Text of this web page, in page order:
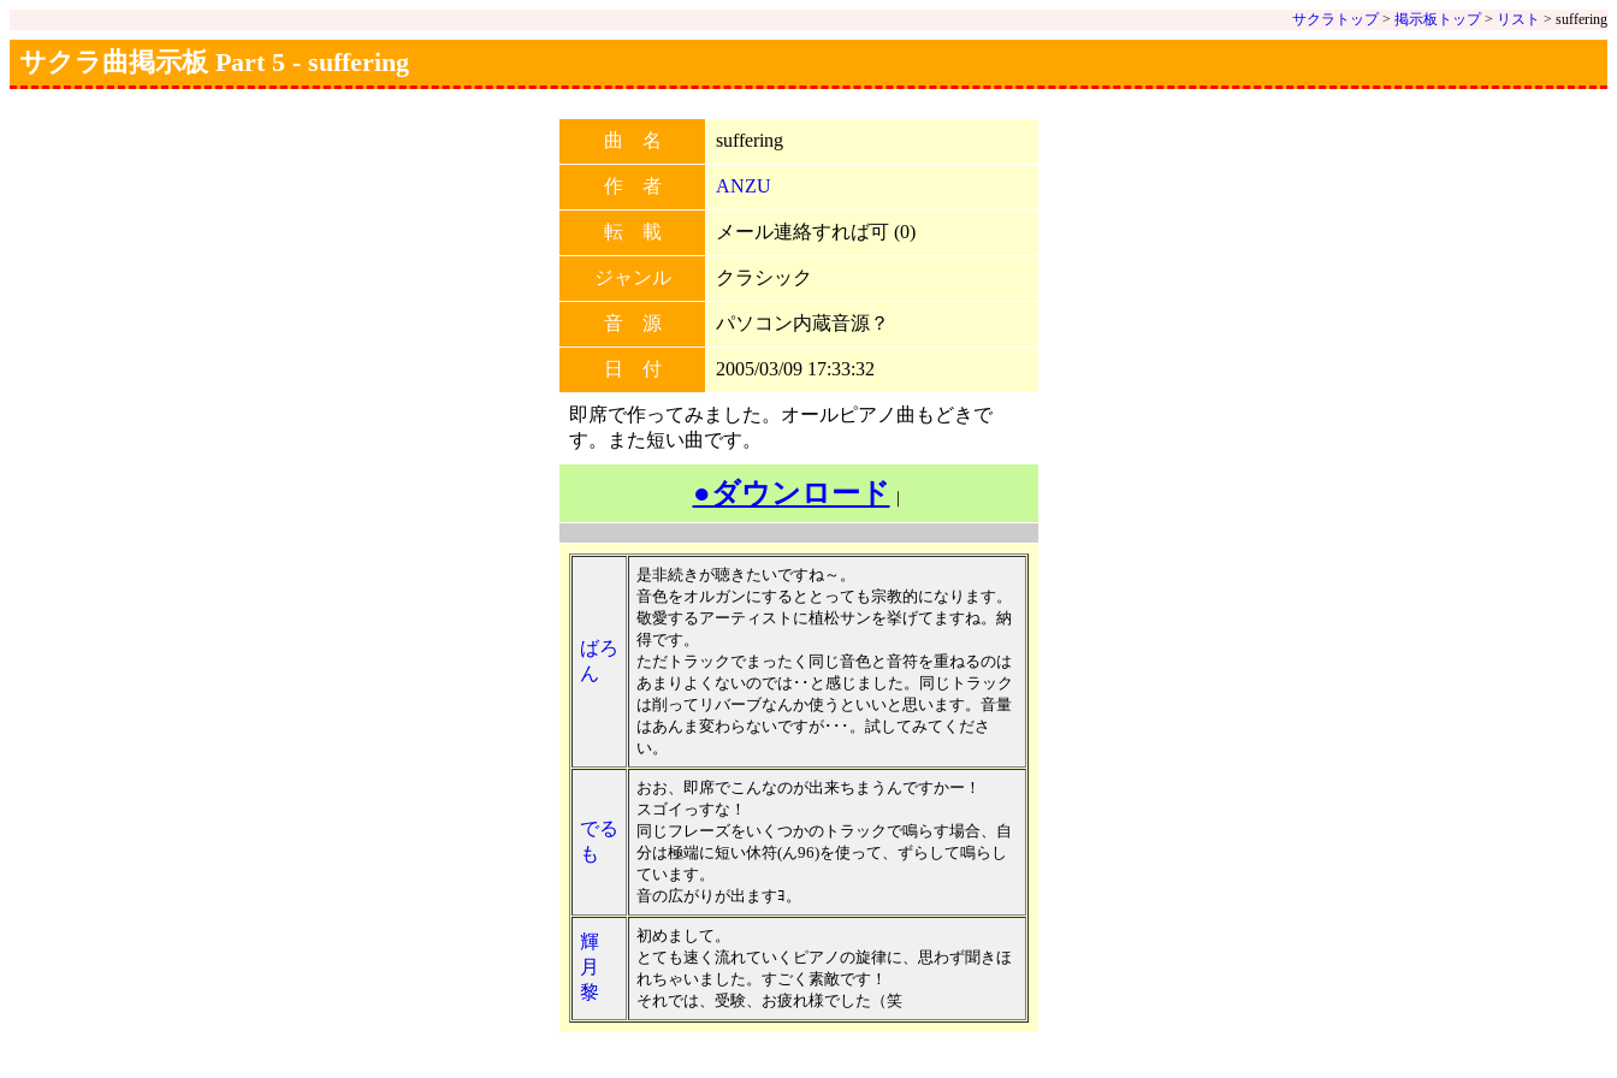
サクラトップ> 掲示板トップ> リスト > suffering
サクラ曲掲示板 Part 5 - suffering
曲 名 suffering
作 者 ANZU
転 載 メール連絡すれば可 (0)
ジャンル クラシック
音 源 パソコン内蔵音源？
日 付 2005/03/09 17:33:32
即席で作ってみました。オールピアノ曲もどきで
す。また短い曲です。
●ダウンロード ｜
ばろ
ん
是非続きが聴きたいですね～。
音色をオルガンにするととっても宗教的になります。
敬愛するアーティストに植松サンを挙げてますね。納
得です。
ただトラックでまったく同じ音色と音符を重ねるのは
あまりよくないのでは･･と感じました。同じトラック
は削ってリバーブなんか使うといいと思います。音量
はあんま変わらないですが･･･。試してみてくださ
い。
でる
も
おお、即席でこんなのが出来ちまうんですかー！
スゴイっすな！
同じフレーズをいくつかのトラックで鳴らす場合、自
分は極端に短い休符(ん96)を使って、ずらして鳴らし
ています。
音の広がりが出ますﾖ。
輝
月
黎
初めまして。
とても速く流れていくピアノの旋律に、思わず聞きほ
れちゃいました。すごく素敵です！
それでは、受験、お疲れ様でした（笑